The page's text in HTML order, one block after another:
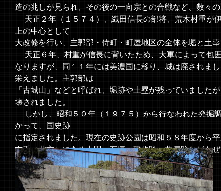
造の兆しが見られ、その後の一向宗との合戦など、数々
天正２年（１５７４）、織田信長の部将、荒木村重が
上の中心として
大改修を行い、主郭部・侍町・町屋地区の全体を堀と土
天正６年、村重が信長に背いたため、大軍によって包
なりますが、同１１年には美濃国に移り、城は廃されま
栄えました。主郭部は
「古城山」などと呼ばれ、堀跡や土塁が残っていました
壊されました。
しかし、昭和５０年（１９７５）から行なわれた発掘
かって、国史跡
に指定されました。現在の史跡公園は昭和５８年度から
右手（北方）にある土塁・石垣・建物跡・井戸跡なども
＜現地案内板より＞